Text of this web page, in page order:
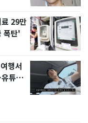
29만
폭탄'
행서
튜브